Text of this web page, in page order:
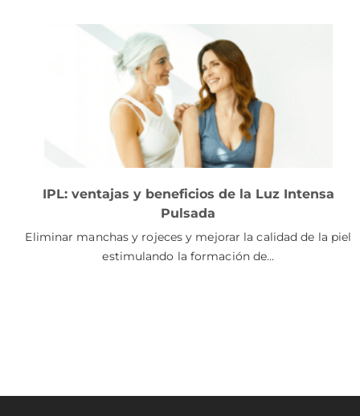
IPL: ventajas y beneficios de la Luz Intensa
Pulsada
Eliminar manchas y rojeces y mejorar la calidad de la piel
estimulando la formación de…